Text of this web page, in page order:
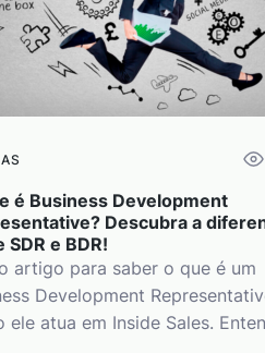
é Business Development
Descubra a
SDR e BDR!
artigo para saber o que é um
Development
ele atua em Inside Sales.